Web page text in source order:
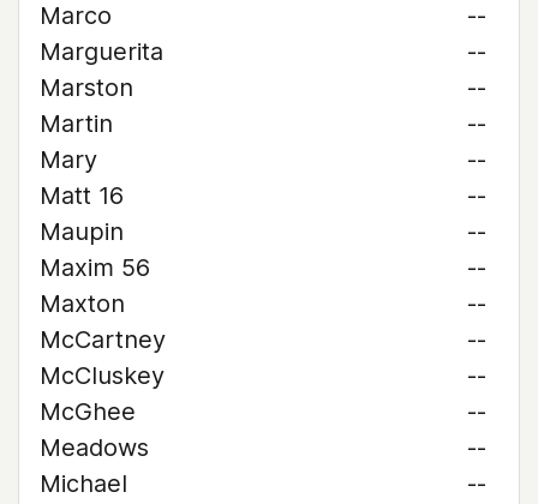
Marco
--
Marguerita
--
Marston
--
Martin
--
Mary
--
Matt 16
--
Maupin
--
Maxim 56
--
Maxton
--
McCartney
--
McCluskey
--
McGhee
--
Meadows
--
Michael
--